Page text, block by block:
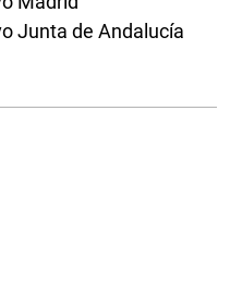
Junta de Andalucía